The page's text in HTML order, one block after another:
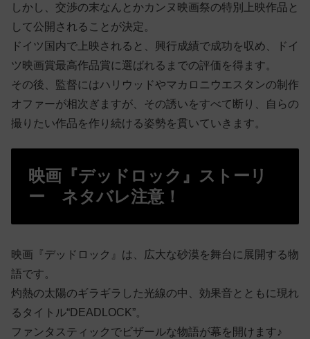
しかし、交渉の末なんとかカンヌ映画祭の特別上映作品と
して公開されることが決定。
ドイツ国内で上映されると、興行成績で成功を収め、ドイ
ツ映画賞最高作品賞に選ばれるまでの評価を得ます。
その後、監督にはハリウッドやマカロニウエスタンの制作
オファーが相次ぎますが、その誘いをすべて断り、自らの
撮りたい作品を作り続ける姿勢を貫いていきます。
映画『デッドロック』ストーリ
ー ネタバレ注意！
映画『デッドロック』は、広大な砂漠を舞台に展開する物
語です。
灼熱の太陽のギラギラした光線の中、効果音とともに現れ
るタイトル“DEADLOCK”。
ファンタスティックでビザールな物語が幕を開けます♪